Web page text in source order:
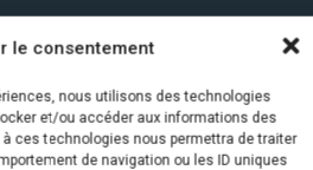
le consentement
nous utilisons des technologies
et/ou accéder aux informations des
ces technologies nous permettra de traiter
de navigation ou les ID uniques